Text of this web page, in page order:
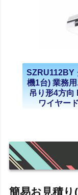
SZRU112BY
機1台) 業務
吊り形4方向
ワイヤー